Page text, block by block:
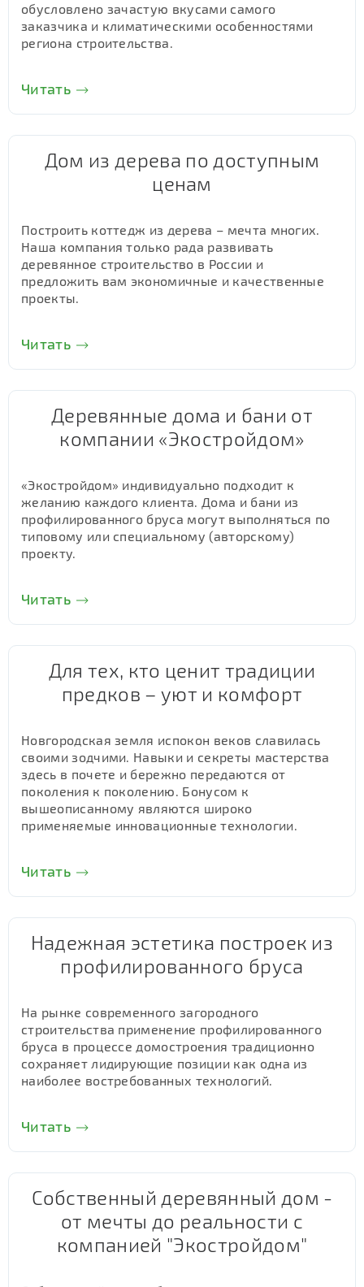
обусловлено зачастую вкусами самого
заказчика и климатическими особенностями
региона строительства.
Читать
Дом из дерева по доступным
ценам
Построить коттедж из дерева – мечта многих.
Наша компания только рада развивать
деревянное строительство в России и
предложить вам экономичные и качественные
проекты.
Читать
Деревянные дома и бани от
компании «Экостройдом»
«Экостройдом» индивидуально подходит к
желанию каждого клиента. Дома и бани из
профилированного бруса могут выполняться по
типовому или специальному (авторскому)
проекту.
Читать
Для тех, кто ценит традиции
предков – уют и комфорт
Новгородская земля испокон веков славилась
своими зодчими. Навыки и секреты мастерства
здесь в почете и бережно передаются от
поколения к поколению. Бонусом к
вышеописанному являются широко
применяемые инновационные технологии.
Читать
Надежная эстетика построек из
профилированного бруса
На рынке современного загородного
строительства применение профилированного
бруса в процессе домостроения традиционно
сохраняет лидирующие позиции как одна из
наиболее востребованных технологий.
Читать
Собственный деревянный дом -
от мечты до реальности с
компанией "Экостройдом"